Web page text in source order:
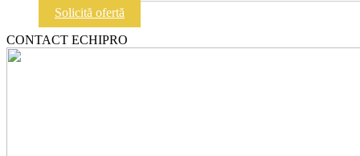
350
|
Solicită ofertă
CONTACT ECHIPRO